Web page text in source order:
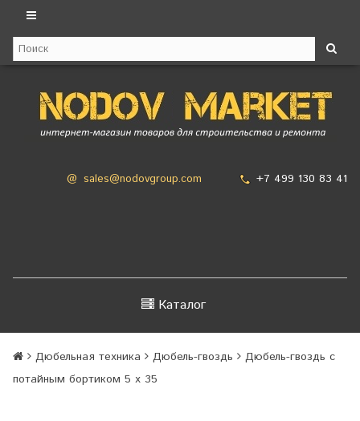
@ sales@nodovgroup.com +7 499 130 83 41
Каталог
Дюбельная техника Дюбель-гвоздь
Дюбель-гвоздь с
потайным бортиком 5 х 35